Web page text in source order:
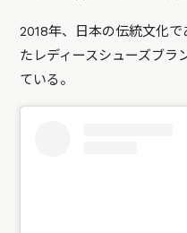
2018年、日本の伝統文化
たレディースシューズブラ
ている。